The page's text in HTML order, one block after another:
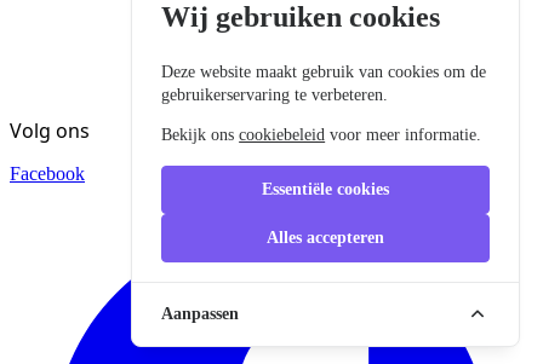
Volg ons
Facebook
Wij gebruiken cookies
Deze website maakt gebruik van cookies om de
gebruikerservaring te verbeteren.
Bekijk onscookiebeleid voor meer informatie.
Essentiële cookies
Alles accepteren
Aanpassen